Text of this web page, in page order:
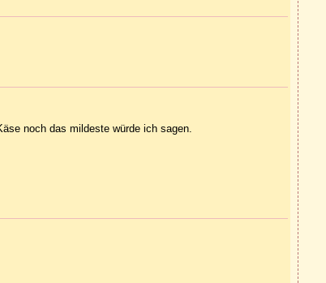
noch das mildeste würde ich sagen.